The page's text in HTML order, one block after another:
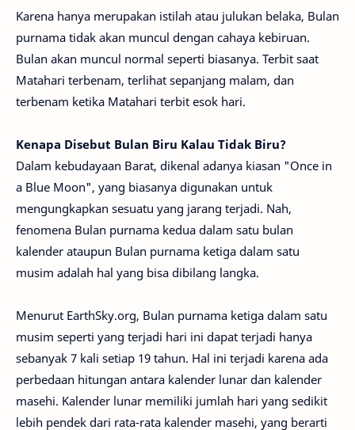
Karena hanya merupakan istilah atau julukan belaka, Bulan
purnama tidak akan muncul dengan cahaya kebiruan.
Bulan akan muncul normal seperti biasanya. Terbit saat
Matahari terbenam, terlihat sepanjang malam, dan
terbenam ketika Matahari terbit esok hari.
Kenapa Disebut Bulan Biru Kalau Tidak Biru?
Dalam kebudayaan Barat, dikenal adanya kiasan "Once in
a Blue Moon", yang biasanya digunakan untuk
mengungkapkan sesuatu yang jarang terjadi. Nah,
fenomena Bulan purnama kedua dalam satu bulan
kalender ataupun Bulan purnama ketiga dalam satu
musim adalah hal yang bisa dibilang langka.
Menurut EarthSky.org, Bulan purnama ketiga dalam satu
musim seperti yang terjadi hari ini dapat terjadi hanya
sebanyak 7 kali setiap 19 tahun. Hal ini terjadi karena ada
perbedaan hitungan antara kalender lunar dan kalender
masehi. Kalender lunar memiliki jumlah hari yang sedikit
lebih pendek dari rata-rata kalender masehi, yang berarti